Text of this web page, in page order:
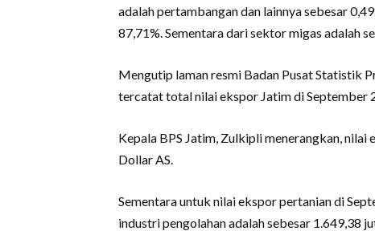
adalah pertambangan dan lainnya sebesar
87,71%. Sementara dari sektor migas adalah
Mengutip laman resmi Badan Pusat Statistik
tercatat total nilai ekspor Jatim di September
Kepala BPS Jatim, Zulkipli menerangkan,
Dollar AS.
Sementara untuk nilai ekspor pertanian di
industri pengolahan adalah sebesar 1.649,38